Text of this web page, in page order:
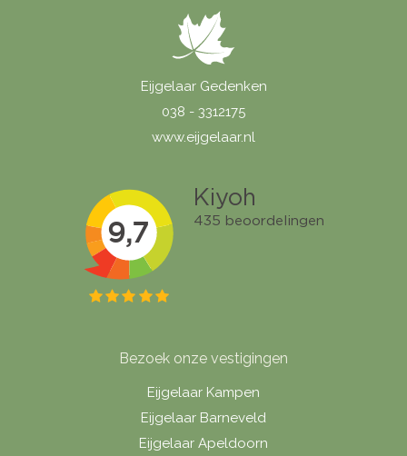
Eijgelaar Gedenken
038 - 3312175
www.eijgelaar.nl
Bezoek onze vestigingen
Eijgelaar Kampen
Eijgelaar Barneveld
Eijgelaar Apeldoorn